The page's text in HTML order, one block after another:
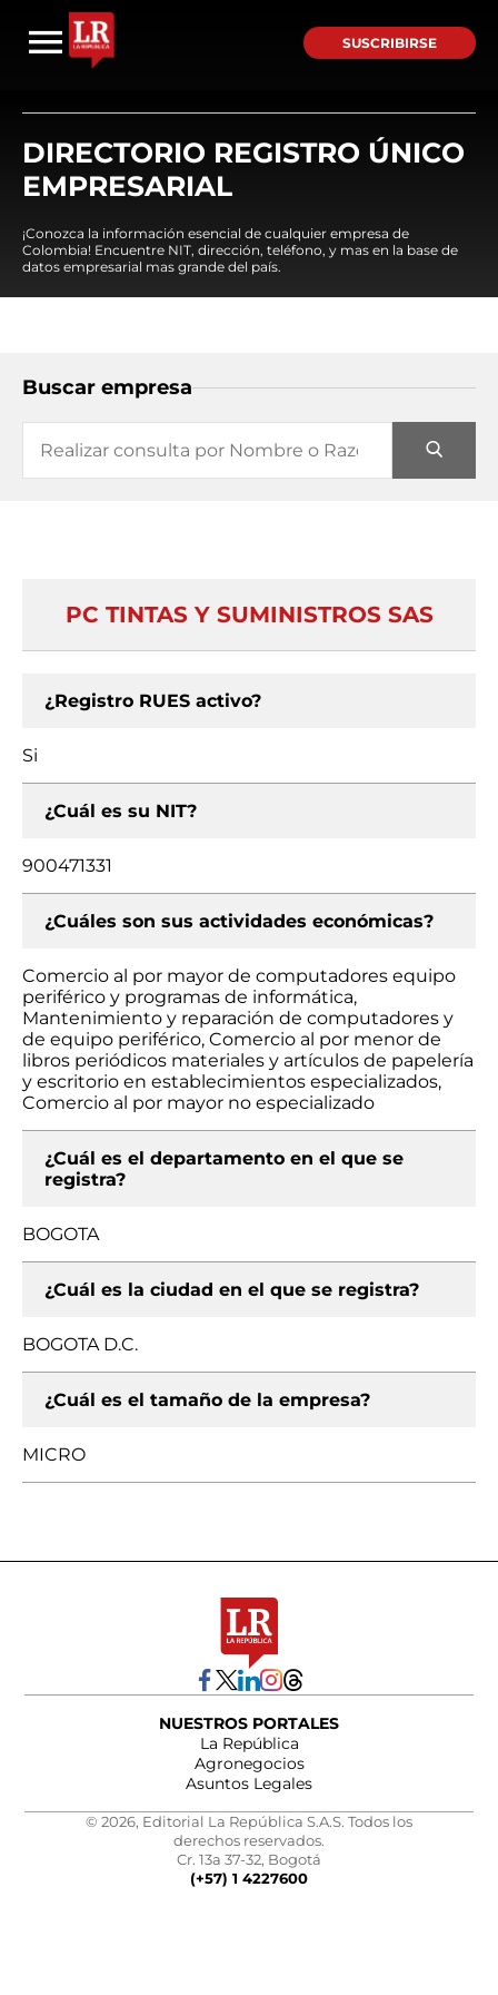
SUSCRIBIRSE
DIRECTORIO REGISTRO ÚNICO
EMPRESARIAL
¡Conozca la información esencial de cualquier empresa de
Colombia! Encuentre NIT, dirección, teléfono, y mas en la base de
datos empresarial mas grande del país.
Buscar empresa
PC TINTAS Y SUMINISTROS SAS
¿Registro RUES activo?
Si
¿Cuál es su NIT?
900471331
¿Cuáles son sus actividades económicas?
Comercio al por mayor de computadores equipo
periférico y programas de informática,
Mantenimiento y reparación de computadores y
de equipo periférico, Comercio al por menor de
libros periódicos materiales y artículos de papelería
y escritorio en establecimientos especializados,
Comercio al por mayor no especializado
¿Cuál es el departamento en el que se
registra?
BOGOTA
¿Cuál es la ciudad en el que se registra?
BOGOTA D.C.
¿Cuál es el tamaño de la empresa?
MICRO
NUESTROS PORTALES
La República
Agronegocios
Asuntos Legales
© 2026, Editorial La República S.A.S. Todos los
derechos reservados.
Cr. 13a 37-32, Bogotá
(+57) 1 4227600